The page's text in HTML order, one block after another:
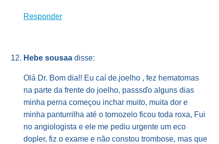
Responder
Hebe sousaa disse:
Olá Dr. Bom dia!! Eu caí de.joelho , fez hematomas
na parte da frente do joelho, passsďo alguns dias
minha perna começou inchar muito, muita dor e
minha panturrilha até o tornozelo ficou toda roxa, Fui
no angiologista e ele me pediu urgente um eco
dopler, fiz o exame e não constou trombose, mas que